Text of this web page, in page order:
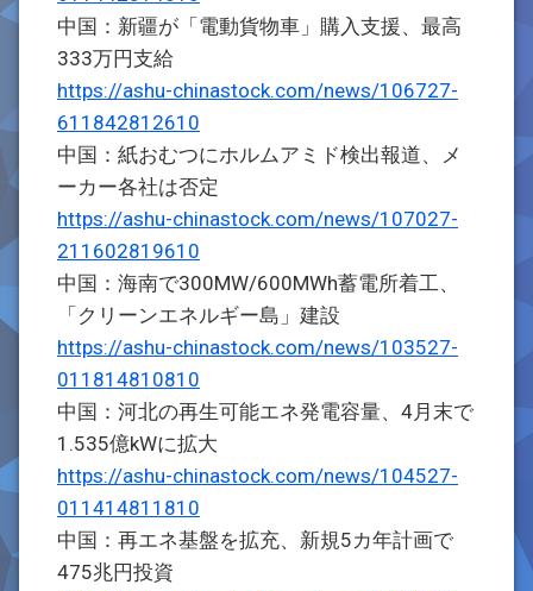
中国：新疆が「電動貨物車」購入支援、最高
333万円支給
https://ashu-chinastock.com/news/106727-
611842812610
中国：紙おむつにホルムアミド検出報道、メ
ーカー各社は否定
https://ashu-chinastock.com/news/107027-
211602819610
中国：海南で300MW/600MWh蓄電所着工、
「クリーンエネルギー島」建設
https://ashu-chinastock.com/news/103527-
011814810810
中国：河北の再生可能エネ発電容量、4月末で
1.535億kWに拡大
https://ashu-chinastock.com/news/104527-
011414811810
中国：再エネ基盤を拡充、新規5カ年計画で
475兆円投資